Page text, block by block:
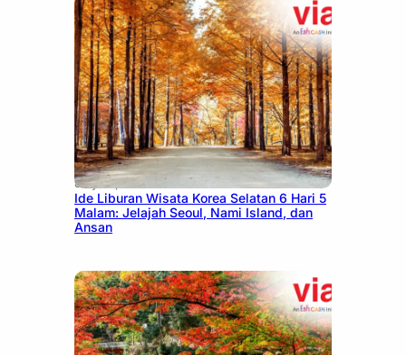
July 15, 2026
Ide Liburan Wisata Korea Selatan 6 Hari 5
Malam: Jelajah Seoul, Nami Island, dan
Ansan